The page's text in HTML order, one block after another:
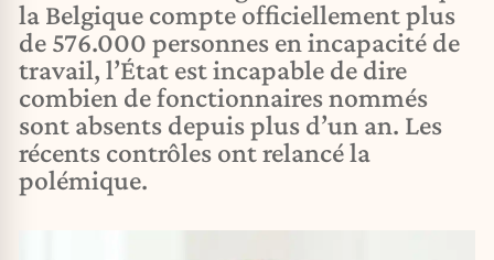
la Belgique compte officiellement plus
de 576.000 personnes en incapacité de
travail, l’État est incapable de dire
combien de fonctionnaires nommés
sont absents depuis plus d’un an. Les
récents contrôles ont relancé la
polémique.